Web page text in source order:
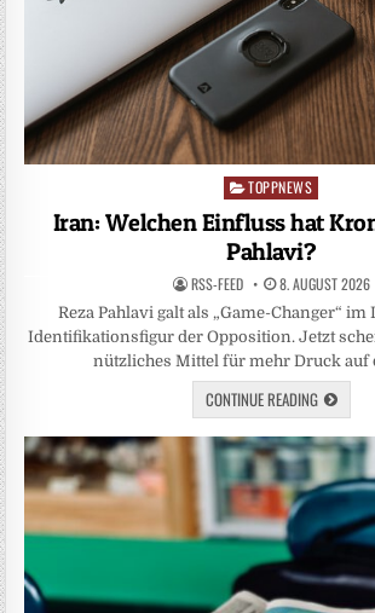
Posted
in
TOPPNEWS
Iran: Welchen Einfluss hat
Pahlavi?
RSS-FEED 8. AUGUST 2026
Reza Pahlavi galt als „Game-Changer“
Identifikationsfigur der Opposition. Jetzt
nützliches Mittel für mehr Druck auf
CONTINUE READING